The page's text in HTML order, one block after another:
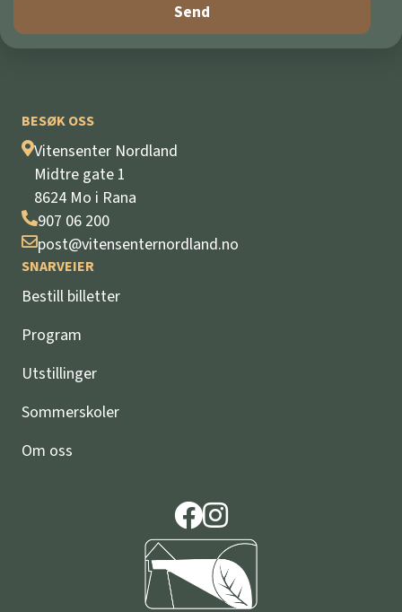
BESØK OSS
Vitensenter Nordland
Midtre gate 1
8624 Mo i Rana
907 06 200
post@vitensenternordland.no
SNARVEIER
Bestill billetter
Program
Utstillinger
Sommerskoler
Om oss